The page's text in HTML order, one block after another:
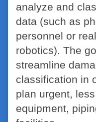
analyze and
data (such as
personnel or
robotics). The
streamline
classification in
plan urgent,
equipment,